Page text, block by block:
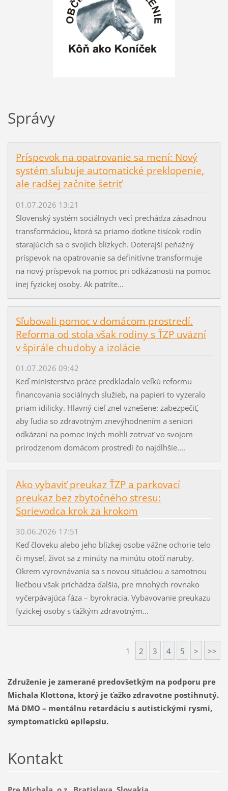
Správy
Príspevok na opatrovanie sa mení: Nový
systém sľubuje automatické preklopenie,
ale radšej začnite šetriť
01.07.2026 13:21
Slovenský systém sociálnych vecí prechádza zásadnou
transformáciou, ktorá sa priamo dotkne tisícok rodín
starajúcich sa o svojich blízkych. Doterajší peňažný
príspevok na opatrovanie sa definitívne transformuje
na nový príspevok na pomoc pri odkázanosti na pomoc
inej fyzickej osoby. Ak patríte...
Sľubovali pomoc v domácom prostredí.
Reforma od stola však rodiny s ŤZP uväzní
v špirále chudoby a izolácie
01.07.2026 09:42
Keď ministerstvo práce predkladalo veľkú reformu
financovania sociálnych služieb, na papieri to vyzeralo
priam idilicky. Hlavný cieľ znel vznešene: zabezpečiť,
aby ľudia so zdravotným znevýhodnením a seniori
odkázaní na pomoc iných mohli zotrvať vo svojom
prirodzenom domácom prostredí čo najdlhšie....
Ako vybaviť preukaz ŤZP a parkovací
preukaz bez zbytočného stresu:
Sprievodca krok za krokom
30.06.2026 17:51
Keď človeku alebo jeho blízkej osobe vážne ochorie telo
či myseľ, život sa z minúty na minútu otočí naruby.
Okrem vyrovnávania sa s novou situáciou a samotnou
liečbou však prichádza ďalšia, pre mnohých rovnako
vyčerpávajúca fáza – byrokracia. Vybavovanie preukazu
fyzickej osoby s ťažkým zdravotným...
1 2 3 4 5 > >>
Združenie je zamerané predovšetkým na podporu pre
Michala Klottona, ktorý je ťažko zdravotne postihnutý.
Má DMO – mentálnu retardáciu s autistickými rysmi,
symptomatickú epilepsiu.
Kontakt